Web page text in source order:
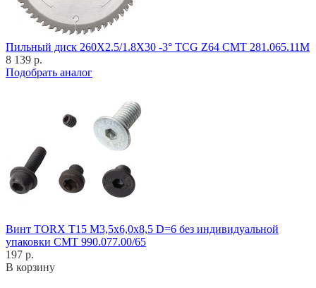
Пильный диск 260X2.5/1.8X30 -3° TCG Z64 CMT 281.065.11M
8 139 р.
Подобрать аналог
Винт TORX T15 M3,5x6,0x8,5 D=6 без индивидуальной
упаковки CMT 990.077.00/65
197 р.
В корзину